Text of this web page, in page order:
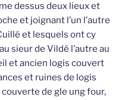
dessus deux lieux et
et joignant l’un l’autre
et lesquels ont cy
sieur de Vildé l’autre au
et ancien logis couvert
et ruines de logis
de gle ung four,